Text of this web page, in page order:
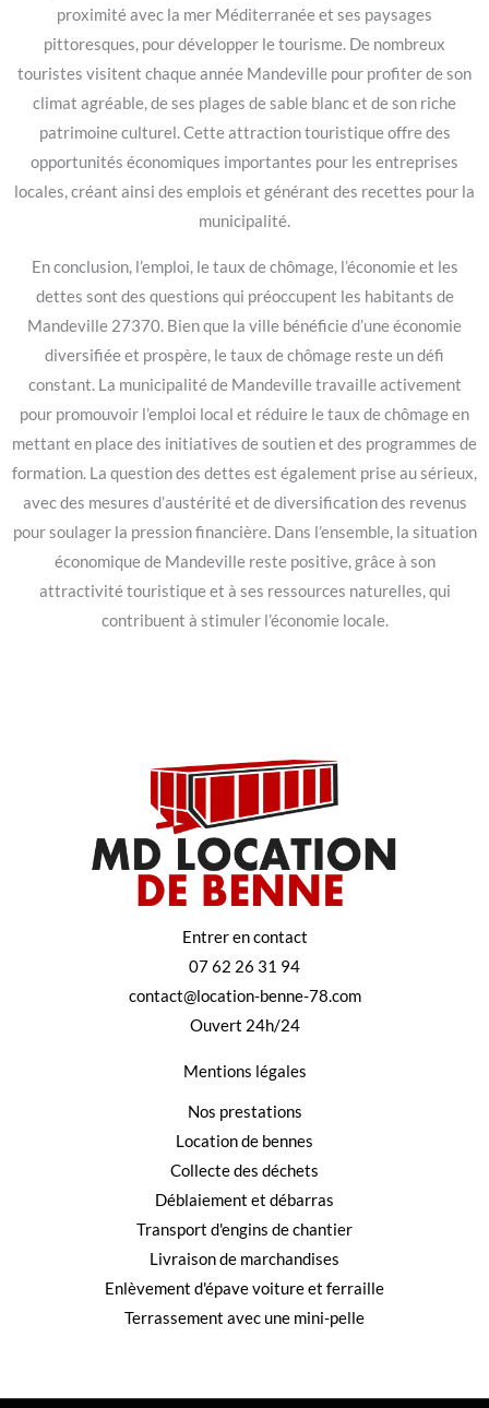
proximité avec la mer Méditerranée et ses paysages
pittoresques, pour développer le tourisme. De nombreux
touristes visitent chaque année Mandeville pour profiter de son
climat agréable, de ses plages de sable blanc et de son riche
patrimoine culturel. Cette attraction touristique offre des
opportunités économiques importantes pour les entreprises
locales, créant ainsi des emplois et générant des recettes pour la
municipalité.
En conclusion, l’emploi, le taux de chômage, l’économie et les
dettes sont des questions qui préoccupent les habitants de
Mandeville 27370. Bien que la ville bénéficie d’une économie
diversifiée et prospère, le taux de chômage reste un défi
constant. La municipalité de Mandeville travaille activement
pour promouvoir l’emploi local et réduire le taux de chômage en
mettant en place des initiatives de soutien et des programmes de
formation. La question des dettes est également prise au sérieux,
avec des mesures d’austérité et de diversification des revenus
pour soulager la pression financière. Dans l’ensemble, la situation
économique de Mandeville reste positive, grâce à son
attractivité touristique et à ses ressources naturelles, qui
contribuent à stimuler l’économie locale.
Entrer en contact
07 62 26 31 94
contact@location-benne-78.com
Ouvert 24h/24
Mentions légales
Nos prestations
Location de bennes
Collecte des déchets
Déblaiement et débarras
Transport d'engins de chantier
Livraison de marchandises
Enlèvement d'épave voiture et ferraille
Terrassement avec une mini-pelle